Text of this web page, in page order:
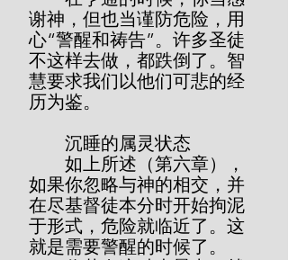
谢神，但也当谨防危险，用
心“警醒和祷告”。许多圣徒
不这样去做，都跌倒了。智
慧要求我们以他们可悲的经
历为鉴。
        沉睡的属灵状态
如果你忽略与神的相交，并
在尽基督徒本分时开始拘泥
于形式，危险就临近了。这
就是需要警醒的时候了。